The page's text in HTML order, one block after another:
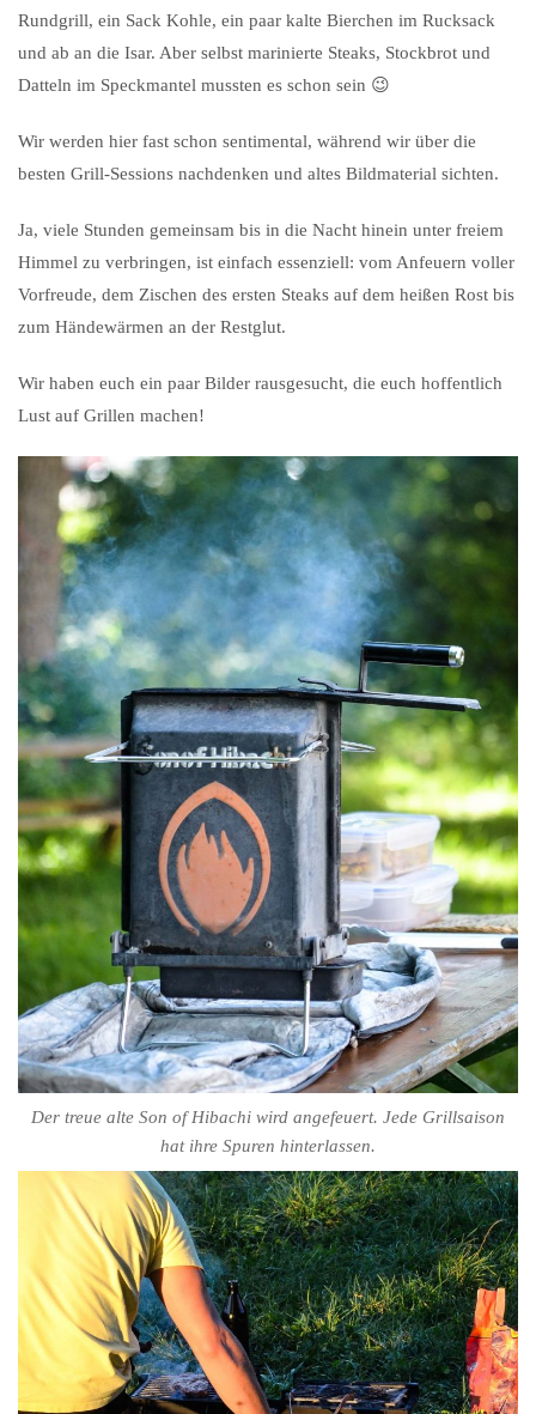
Rundgrill, ein Sack Kohle, ein paar kalte Bierchen im Rucksack
und ab an die Isar. Aber selbst marinierte Steaks, Stockbrot und
Datteln im Speckmantel mussten es schon sein 😉
Wir werden hier fast schon sentimental, während wir über die
besten Grill-Sessions nachdenken und altes Bildmaterial sichten.
Ja, viele Stunden gemeinsam bis in die Nacht hinein unter freiem
Himmel zu verbringen, ist einfach essenziell: vom Anfeuern voller
Vorfreude, dem Zischen des ersten Steaks auf dem heißen Rost bis
zum Händewärmen an der Restglut.
Wir haben euch ein paar Bilder rausgesucht, die euch hoffentlich
Lust auf Grillen machen!
Der treue alte Son of Hibachi wird angefeuert. Jede Grillsaison
hat ihre Spuren hinterlassen.